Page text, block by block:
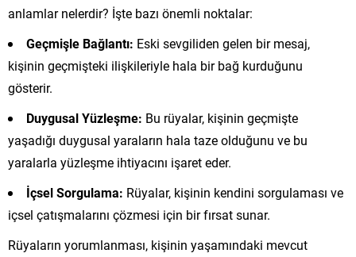
anlamlar nelerdir? İşte bazı önemli noktalar:
Geçmişle Bağlantı: Eski sevgiliden gelen bir mesaj,
kişinin geçmişteki ilişkileriyle hala bir bağ kurduğunu
gösterir.
Duygusal Yüzleşme: Bu rüyalar, kişinin geçmişte
yaşadığı duygusal yaraların hala taze olduğunu ve bu
yaralarla yüzleşme ihtiyacını işaret eder.
İçsel Sorgulama: Rüyalar, kişinin kendini sorgulaması ve
içsel çatışmalarını çözmesi için bir fırsat sunar.
Rüyaların yorumlanması, kişinin yaşamındaki mevcut